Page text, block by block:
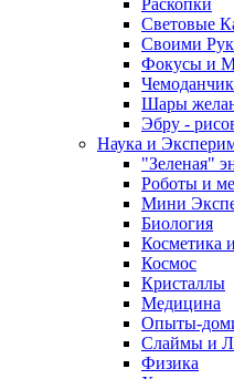
Световые
Своими
Фокусы и
Шары
Эбру -
Наука и
"Зеленая"
Роботы и
Мини
Биология
Косметика
Космос
Кристаллы
Медицина
Опыты-
Слаймы и
Физика